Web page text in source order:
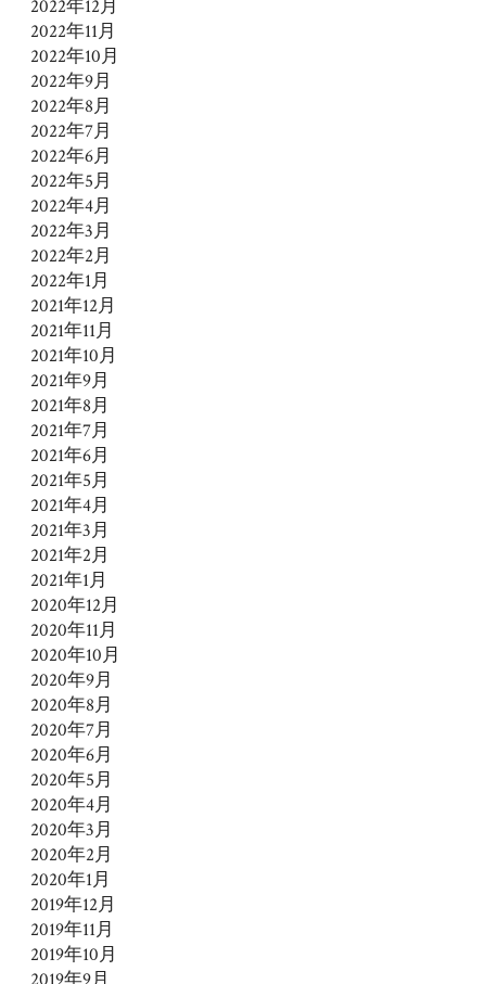
2022年12月
2022年11月
2022年10月
2022年9月
2022年8月
2022年7月
2022年6月
2022年5月
2022年4月
2022年3月
2022年2月
2022年1月
2021年12月
2021年11月
2021年10月
2021年9月
2021年8月
2021年7月
2021年6月
2021年5月
2021年4月
2021年3月
2021年2月
2021年1月
2020年12月
2020年11月
2020年10月
2020年9月
2020年8月
2020年7月
2020年6月
2020年5月
2020年4月
2020年3月
2020年2月
2020年1月
2019年12月
2019年11月
2019年10月